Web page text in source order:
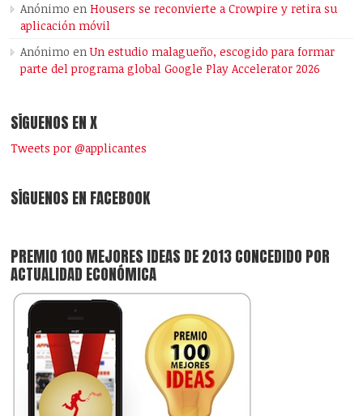
Anónimo enHousers se reconvierte a Crowpire y retira su
aplicación móvil
Anónimo enUn estudio malagueño, escogido para formar
parte del programa global Google Play Accelerator 2026
SÍGUENOS EN X
Tweets por @applicantes
SÍGUENOS EN FACEBOOK
PREMIO 100 MEJORES IDEAS DE 2013 CONCEDIDO POR
ACTUALIDAD ECONÓMICA